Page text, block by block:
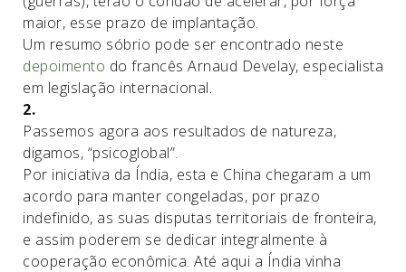
maior, esse prazo de implantação.
Um resumo sóbrio pode ser encontrado neste
depoimento do francês Arnaud Develay, especialista
em legislação internacional.
2.
Passemos agora aos resultados de natureza,
digamos, “psicoglobal”.
Por iniciativa da Índia, esta e China chegaram a um
acordo para manter congeladas, por prazo
indefinido, as suas disputas territoriais de fronteira,
e assim poderem se dedicar integralmente à
cooperação econômica. Até aqui a Índia vinha